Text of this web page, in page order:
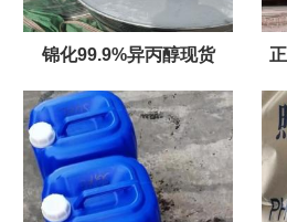
锦化99.9%异丙醇现货